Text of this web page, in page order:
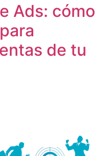
Ads: cómo
de tu